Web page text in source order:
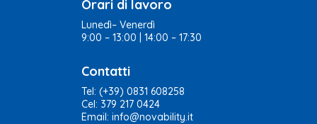
Orari di lavoro
Lunedì– Venerdì
9:00 – 13:00 | 14:00 – 17:30
Contatti
Tel: (+39) 0831 608258
Cel: 379 217 0424
Email: info@novability.it